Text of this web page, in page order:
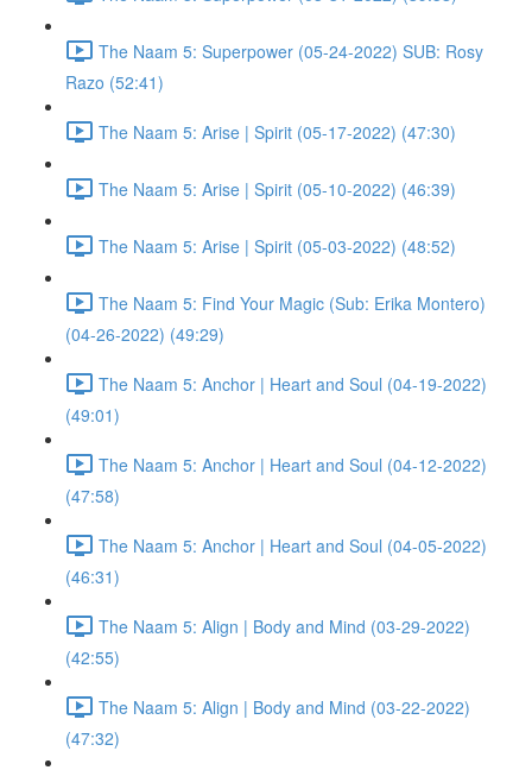
The Naam 5: Superpower (05-24-2022) SUB: Rosy
Razo (52:41)
The Naam 5: Arise | Spirit (05-17-2022) (47:30)
The Naam 5: Arise | Spirit (05-10-2022) (46:39)
The Naam 5: Arise | Spirit (05-03-2022) (48:52)
The Naam 5: Find Your Magic (Sub: Erika Montero)
(04-26-2022) (49:29)
The Naam 5: Anchor | Heart and Soul (04-19-2022)
(49:01)
The Naam 5: Anchor | Heart and Soul (04-12-2022)
(47:58)
The Naam 5: Anchor | Heart and Soul (04-05-2022)
(46:31)
The Naam 5: Align | Body and Mind (03-29-2022)
(42:55)
The Naam 5: Align | Body and Mind (03-22-2022)
(47:32)